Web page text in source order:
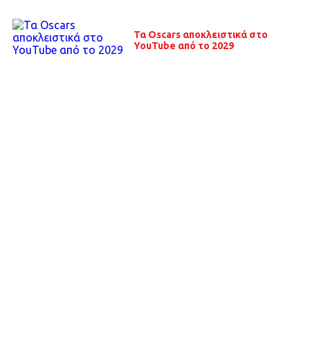
Τα Oscars αποκλειστικά στο
YouTube από το 2029